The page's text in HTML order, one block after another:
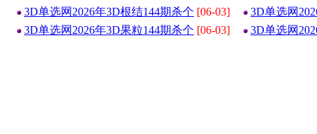
3D单选网2026年3D根结144期杀个 [06-03]
3D单选网
3D单选网2026年3D果粒144期杀个 [06-03] 3D单选网